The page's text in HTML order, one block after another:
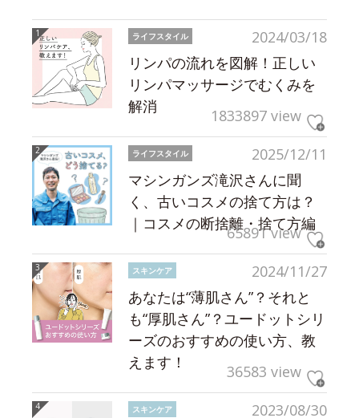
2024/03/18
ライフスタイル
リンパの流れを図解！正しい
リンパマッサージでむくみを
解消
1833897 view
2025/12/11
ライフスタイル
マシンガンズ滝沢さんに聞
く、古いコスメの捨て方は？
｜コスメの断捨離・捨て方編
65891 view
2024/11/27
スキンケア
あなたは“薄肌さん”？それと
も“厚肌さん”？ユードットシリ
ーズのおすすめの使い方、教
えます！
36583 view
2023/08/30
スキンケア